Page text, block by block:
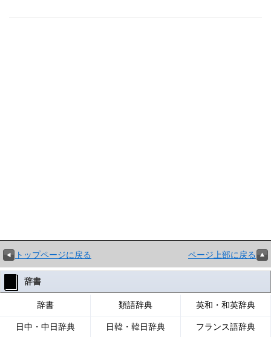
トップページに戻る ページ上部に戻る
辞書
辞書 類語辞典 英和・和英辞典
日中・中日辞典 日韓・韓日辞典 フランス語辞典